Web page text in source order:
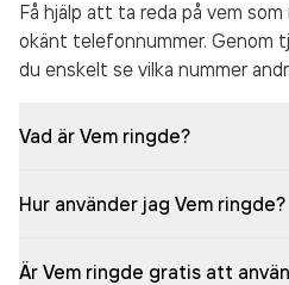
Få hjälp att ta reda på vem
okänt telefonnummer. Genom
du enskelt se vilka nummer
Vad är Vem ringde?
Hur använder jag Vem ringde?
Är Vem ringde gratis att